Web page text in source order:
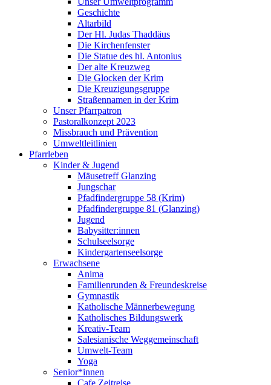
Geschichte
Altarbild
Der Hl. Judas Thaddäus
Die Kirchenfenster
Die Statue des hl. Antonius
Der alte Kreuzweg
Die Glocken der Krim
Die Kreuzigungsgruppe
Straßennamen in der Krim
Unser Pfarrpatron
Pastoralkonzept 2023
Missbrauch und Prävention
Umweltleitlinien
Pfarrleben
Kinder & Jugend
Mäusetreff Glanzing
Jungschar
Pfadfindergruppe 58 (Krim)
Pfadfindergruppe 81 (Glanzing)
Jugend
Babysitter:innen
Schulseelsorge
Kindergartenseelsorge
Erwachsene
Anima
Familienrunden & Freundeskreise
Gymnastik
Katholische Männerbewegung
Katholisches Bildungswerk
Kreativ-Team
Salesianische Weggemeinschaft
Umwelt-Team
Yoga
Senior*innen
Cafe Zeitreise